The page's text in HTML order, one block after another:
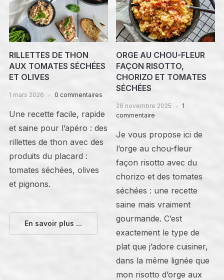
RILLETTES DE THON
AUX TOMATES SÉCHÉES
ET OLIVES
1 mars 2026 0 commentaires
Une recette facile, rapide
et saine pour l’apéro : des
rillettes de thon avec des
produits du placard :
tomates séchées, olives
et pignons.
En savoir plus ...
ORGE AU CHOU-FLEUR
FAÇON RISOTTO,
CHORIZO ET TOMATES
SÉCHÉES
26 novembre 2025
1
commentaire
Je vous propose ici de
l’orge au chou-fleur
façon risotto avec du
chorizo et des tomates
séchées : une recette
saine mais vraiment
gourmande. C’est
exactement le type de
plat que j’adore cuisiner,
dans la même lignée que
mon risotto d’orge aux